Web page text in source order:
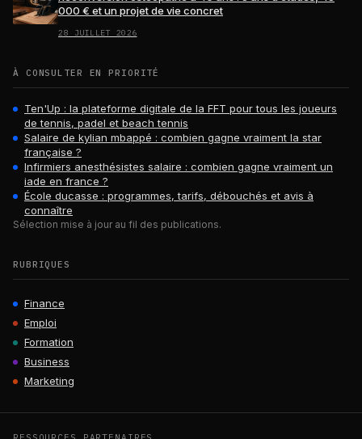
000 € et un projet de vie concret
28 JUILLET 2026
À CONSULTER EN PRIORITÉ
Ten'Up : la plateforme digitale de la FFT pour tous les joueurs
de tennis, padel et beach tennis
Salaire de kylian mbappé : combien gagne vraiment la star
française ?
Infirmiers anesthésistes salaire : combien gagne vraiment un
iade en france ?
École ducasse : programmes, tarifs, débouchés et avis à
connaître
Sélection mise à jour au fil des publications.
RUBRIQUES
Finance
Emploi
Formation
Business
Marketing